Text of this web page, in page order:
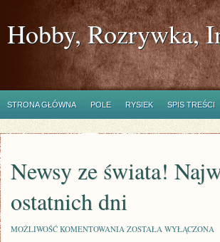
Hobby, Rozrywka,
STRONA GŁÓWNA POLE RYSIEK SPIS TREŚCI
Newsy ze świata!
ostatnich dni
MOŻLIWOŚĆ KOMENTOWANIA NEWSY
ZOSTAŁA WYŁĄCZONA